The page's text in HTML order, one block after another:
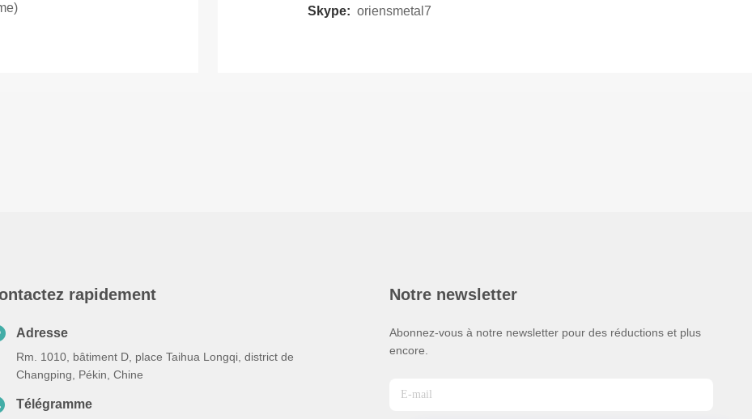
Skype: oriensmetal7
rapidement
Adresse
Rm. 1010, bâtiment D, place Taihua Longqi, district de
Changping, Pékin, Chine
Télégramme
Notre newsletter
Abonnez-vous à notre newsletter pour des réductions et plus
encore.